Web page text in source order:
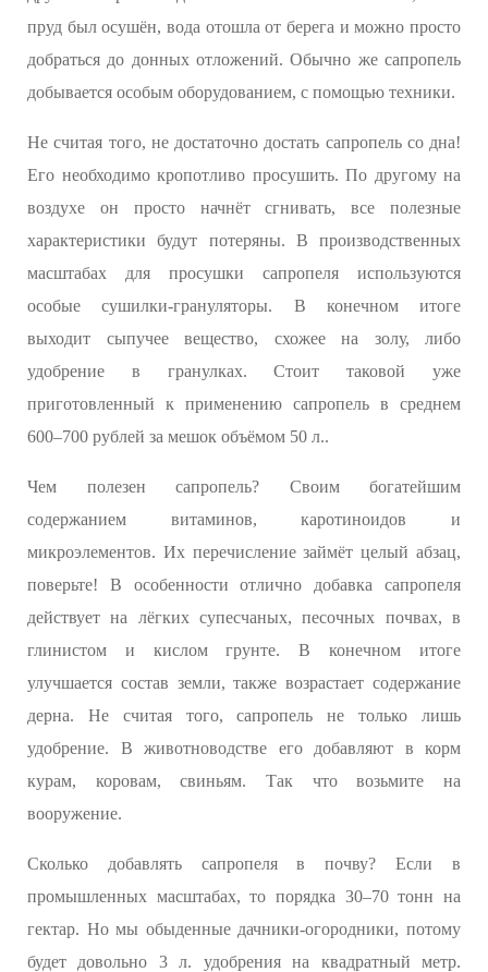
пруд был осушён, вода отошла от берега и можно просто
добраться до донных отложений. Обычно же сапропель
добывается особым оборудованием, с помощью техники.
Не считая того, не достаточно достать сапропель со дна!
Его необходимо кропотливо просушить. По другому на
воздухе он просто начнёт сгнивать, все полезные
характеристики будут потеряны. В производственных
масштабах для просушки сапропеля используются
особые сушилки-грануляторы. В конечном итоге
выходит сыпучее вещество, схожее на золу, либо
удобрение в гранулках. Стоит таковой уже
приготовленный к применению сапропель в среднем
600–700 рублей за мешок объёмом 50 л..
Чем полезен сапропель? Своим богатейшим
содержанием витаминов, каротиноидов и
микроэлементов. Их перечисление займёт целый абзац,
поверьте! В особенности отлично добавка сапропеля
действует на лёгких супесчаных, песочных почвах, в
глинистом и кислом грунте. В конечном итоге
улучшается состав земли, также возрастает содержание
дерна. Не считая того, сапропель не только лишь
удобрение. В животноводстве его добавляют в корм
курам, коровам, свиньям. Так что возьмите на
вооружение.
Сколько добавлять сапропеля в почву? Если в
промышленных масштабах, то порядка 30–70 тонн на
гектар. Но мы обыденные дачники-огородники, потому
будет довольно 3 л. удобрения на квадратный метр.